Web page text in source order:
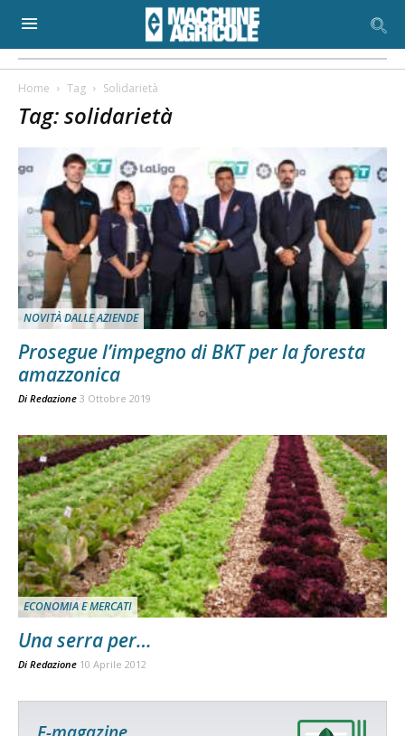
Home Tag Solidarietà
Tag: solidarietà
NOVITÀ DALLE AZIENDE
Prosegue l’impegno di BKT per la foresta
amazzonica
Di Redazione 3 Ottobre 2019
ECONOMIA E MERCATI
Una serra per…
Di Redazione 10 Aprile 2012